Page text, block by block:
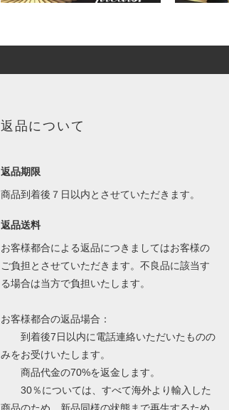
返品について
返品期限
商品到着後７日以内とさせていただきます。
返品送料
お客様都合による返品につきましてはお客様の
ご負担とさせていただきます。不良品に該当す
る場合は当方で負担いたします。
お客様都合の返品場合：
到着後7日以内に電話連絡いただいたものの
みをお受けいたします。
商品代金の70%を返金します。
30％については、すべて海外より輸入した